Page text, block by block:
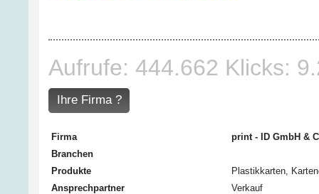
Aufrufe: 444.662 Klicks:
Ihre Firma ?
Firma
print - ID GmbH &
Branchen
Produkte
Plastikkarten,
Ansprechpartner
Verkauf